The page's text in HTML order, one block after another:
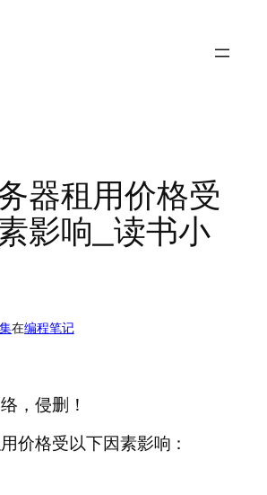
器租用价格受
影响_读书小
在编程笔记
，侵删！
价格受以下因素影响：